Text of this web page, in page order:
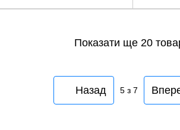
Показати ще 20
Назад 5з 7